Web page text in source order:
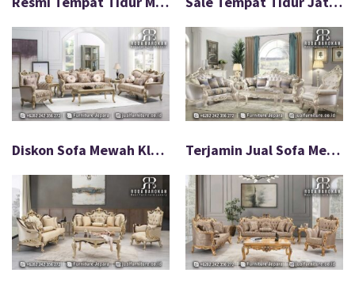
Diskon Sofa Mewah Klasik Tamu Anti Lembab FS-924 Terjamin Jual Sofa Mewah Terbaru Paling Populer FS-923